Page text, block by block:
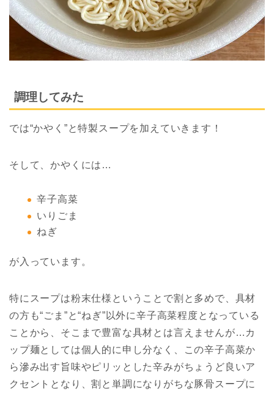
調理してみた
では“かやく”と特製スープを加えていきます！
そして、かやくには…
辛子高菜
いりごま
ねぎ
が入っています。
特にスープは粉末仕様ということで割と多めで、具材
の方も“ごま”と“ねぎ”以外に辛子高菜程度となっている
ことから、そこまで豊富な具材とは言えませんが…カ
ップ麺としては個人的に申し分なく、この辛子高菜か
ら滲み出す旨味やピリッとした辛みがちょうど良いア
クセントとなり、割と単調になりがちな豚骨スープに